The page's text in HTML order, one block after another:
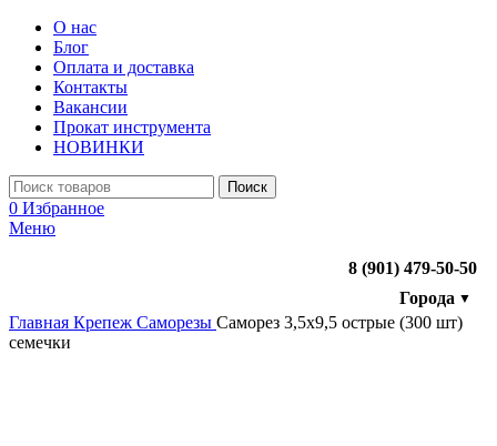
О нас
Блог
Оплата и доставка
Контакты
Вакансии
Прокат инструмента
НОВИНКИ
Поиск
0 Избранное
Меню
8 (901) 479-50-50
Города ▼
Главная Крепеж Саморезы Саморез 3,5х9,5 острые (300 шт)
семечки